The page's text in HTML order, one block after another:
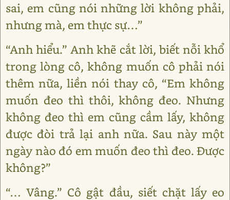
sai, em cũng nói những lời không phải,
nhưng mà, em thực sự…”
“Anh hiểu.” Anh khẽ cắt lời, biết nỗi khổ
trong lòng cô, không muốn cô phải nói
thêm nữa, liền nói thay cô, “Em không
muốn đeo thì thôi, không đeo. Nhưng
không đeo thì em cũng cầm lấy, không
được đòi trả lại anh nữa. Sau này một
ngày nào đó em muốn đeo thì đeo. Được
không?”
“… Vâng.” Cô gật đầu, siết chặt lấy eo